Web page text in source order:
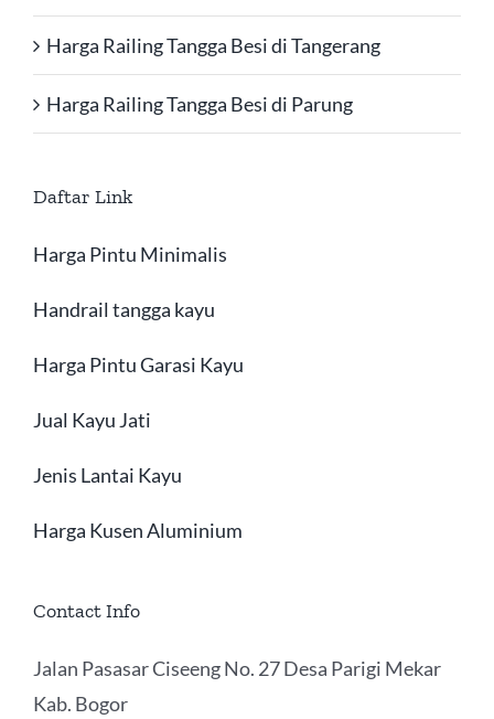
Harga Railing Tangga Besi di Tangerang
Harga Railing Tangga Besi di Parung
Daftar Link
Harga Pintu Minimalis
Handrail tangga kayu
Harga Pintu Garasi Kayu
Jual Kayu Jati
Jenis Lantai Kayu
Harga Kusen Aluminium
Contact Info
Jalan Pasasar Ciseeng No. 27 Desa Parigi Mekar
Kab. Bogor